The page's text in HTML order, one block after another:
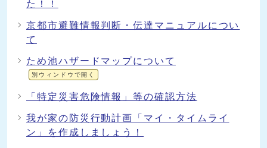
た！！
京都市避難情報判断・伝達マニュアルについ
て
ため池ハザードマップについて
別ウィンドウで開く
「特定災害危険情報」等の確認方法
我が家の防災行動計画「マイ・タイムライ
ン」を作成しましょう！